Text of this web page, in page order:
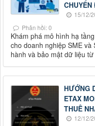
15/12/
Phản hồi: 0
Khám phá mô hình hạ
cho doanh nghiệp SME
hành và bảo mật dữ liệu
HƯỚNG
ETAX
THUÊ
12/12/